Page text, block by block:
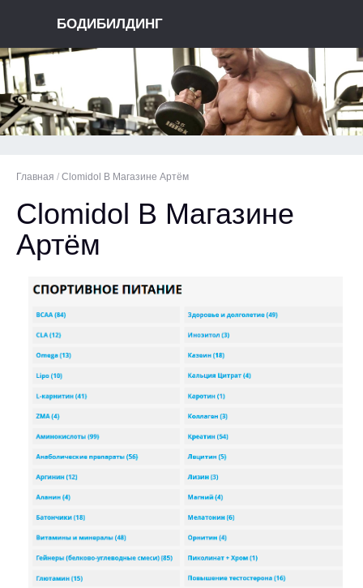
БОДИБИЛДИНГ
Главная / Clomidol В Магазине Артём
Clomidol В Магазине
Артём